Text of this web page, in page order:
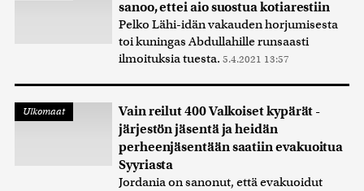
sanoo, ettei aio suostua kotiarestiin
Pelko Lähi-idän vakauden horjumisesta
toi kuningas Abdullahille runsaasti
ilmoituksia tuesta. 5.4.2021 13:57
Ulkomaat
Vain reilut 400 Valkoiset kypärät -
järjestön jäsentä ja heidän
perheenjäsentään saatiin evakuoitua
Syyriasta
Jordania on sanonut, että evakuoidut